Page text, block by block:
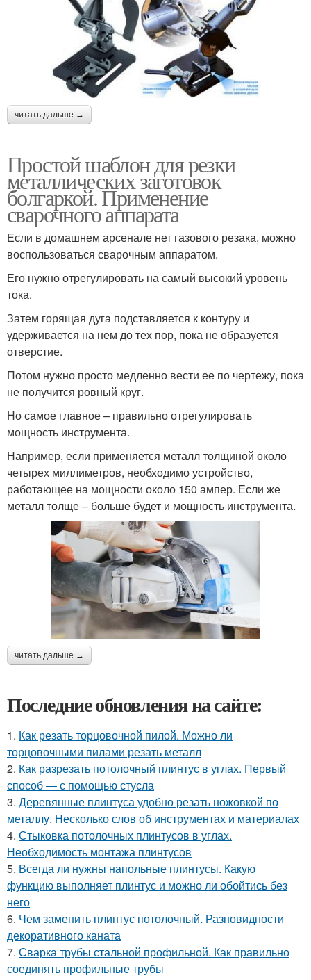
читать дальше →
Простой шаблон для резки
металлических заготовок
болгаркой. Применение
сварочного аппарата
Если в домашнем арсенале нет газового резака, можно
воспользоваться сварочным аппаратом.
Его нужно отрегулировать на самый высокий уровень
тока.
Затем горящая дуга подставляется к контуру и
удерживается на нем до тех пор, пока не образуется
отверстие.
Потом нужно просто медленно вести ее по чертежу, пока
не получится ровный круг.
Но самое главное – правильно отрегулировать
мощность инструмента.
Например, если применяется металл толщиной около
четырех миллиметров, необходимо устройство,
работающее на мощности около 150 ампер. Если же
металл толще – больше будет и мощность инструмента.
читать дальше →
Последние обновления на сайте:
1. Как резать торцовочной пилой. Можно ли
торцовочными пилами резать металл
2. Как разрезать потолочный плинтус в углах. Первый
способ — с помощью стусла
3. Деревянные плинтуса удобно резать ножовкой по
металлу. Несколько слов об инструментах и материалах
4. Стыковка потолочных плинтусов в углах.
Необходимость монтажа плинтусов
5. Всегда ли нужны напольные плинтусы. Какую
функцию выполняет плинтус и можно ли обойтись без
него
6. Чем заменить плинтус потолочный. Разновидности
декоративного каната
7. Сварка трубы стальной профильной. Как правильно
соединять профильные трубы